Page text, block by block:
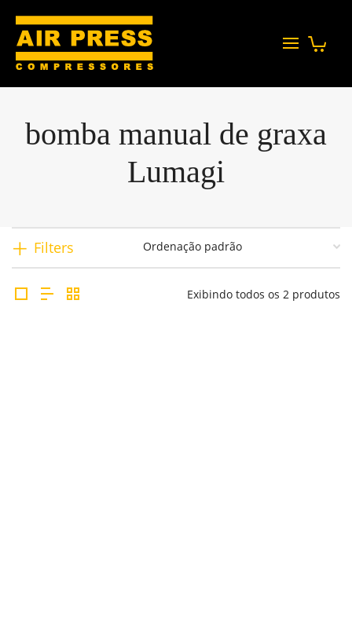
bomba manual de graxa
Lumagi
Filters
Exibindo todos os 2 produtos